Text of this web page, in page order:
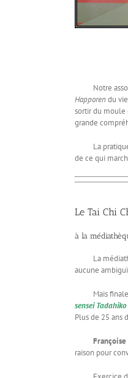
Notre
Happorendu
sortir du moule
grande
La pratique
de ce qui
Le Tai Chi
à la
La
aucune
Mais
sensei Tadahiko
Plus de 25 ans
raison pour